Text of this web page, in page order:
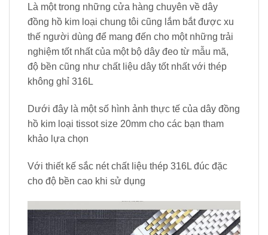
Là một trong những cửa hàng chuyên về dây
đồng hồ kim loại chung tôi cũng lắm bắt được xu
thế người dùng để mang đến cho một những trải
nghiệm tốt nhất của một bộ dây đeo từ mẫu mã,
độ bền cũng như chất liệu dây tốt nhất với thép
không ghỉ 316L
Dưới đây là một số hình ảnh thực tế của dây đồng
hồ kim loại tissot size 20mm cho các bạn tham
khảo lựa chọn
Với thiết kế sắc nét chất liệu thép 316L đúc đặc
cho độ bền cao khi sử dụng